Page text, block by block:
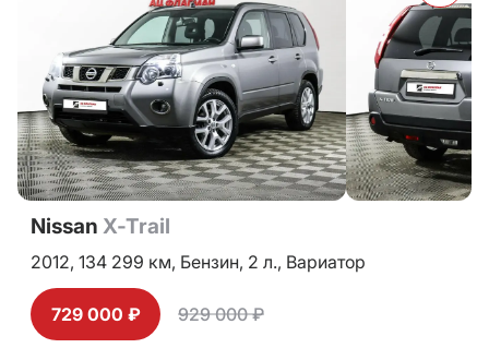
Nissan X-Trail
2012, 134 299 км, Бензин, 2 л., Вариатор
729 000 ₽ 929 000 ₽